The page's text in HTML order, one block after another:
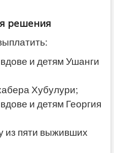
решения
и детям Ушанги
Хубулури;
и детям Георгия
из пяти выживших